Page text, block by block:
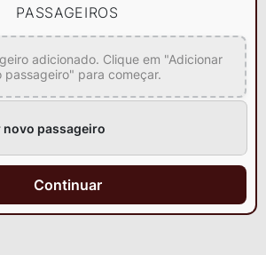
PASSAGEIROS
adicionado. Clique em "Adicionar
passageiro" para começar.
passageiro
Continuar